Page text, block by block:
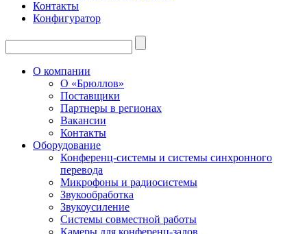
Контакты
Конфигуратор
О компании
О «Брюллов»
Поставщики
Партнеры в регионах
Вакансии
Контакты
Оборудование
Конференц-системы и системы синхронного
перевода
Микрофоны и радиосистемы
Звукообработка
Звукоусиление
Системы совместной работы
Камеры для конференц-залов